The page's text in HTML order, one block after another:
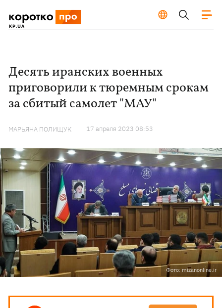
Десять иранских военных
приговорили к тюремным срокам
за сбитый самолет "МАУ"
МАРЬЯНА ПОЛИЩУК 17 апреля 2023 08:53
Фото: mizanonline.ir